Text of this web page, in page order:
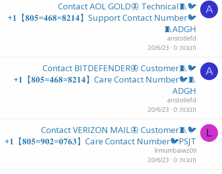
A
🐦🧵Contact AOL GOLD🦋 Technical
+𝟏【𝟖𝟎𝟓=𝟒𝟔𝟖=𝟖𝟐𝟏𝟒】Support Contact Number🐦
🧵ADGH
aristotlefd
תגובות 0
20/6/23
A
🐦🧵Contact BITDEFENDER🦋 Customer
+𝟏【𝟖𝟎𝟓=𝟒𝟔𝟖=𝟖𝟐𝟏𝟒】Care Contact Number🐦🧵
ADGH
aristotlefd
תגובות 0
20/6/23
L
🐦🧵Contact VERIZON MAIL🦋 Customer
+𝟏【𝟖𝟎𝟓=𝟗𝟎𝟐=𝟎𝟕𝟔𝟑】Care Contact Number🐦PSJT
lrmumbaiwz09
תגובות 0
20/6/23